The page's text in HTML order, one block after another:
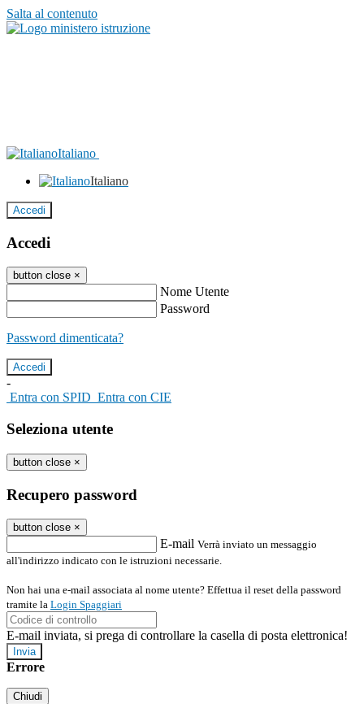
Salta al contenuto
Italiano
Italiano
Accedi
Accedi
button close ×
Nome Utente
Password
Password dimenticata?
-
Entra con SPID Entra con CIE
Seleziona utente
button close ×
Recupero password
button close ×
E-mail Verrà inviato un messaggio
all'indirizzo indicato con le istruzioni necessarie.
Non hai una e-mail associata al nome utente? Effettua il reset della password
tramite la Login Spaggiari
E-mail inviata, si prega di controllare la casella di posta elettronica!
Errore
Chiudi